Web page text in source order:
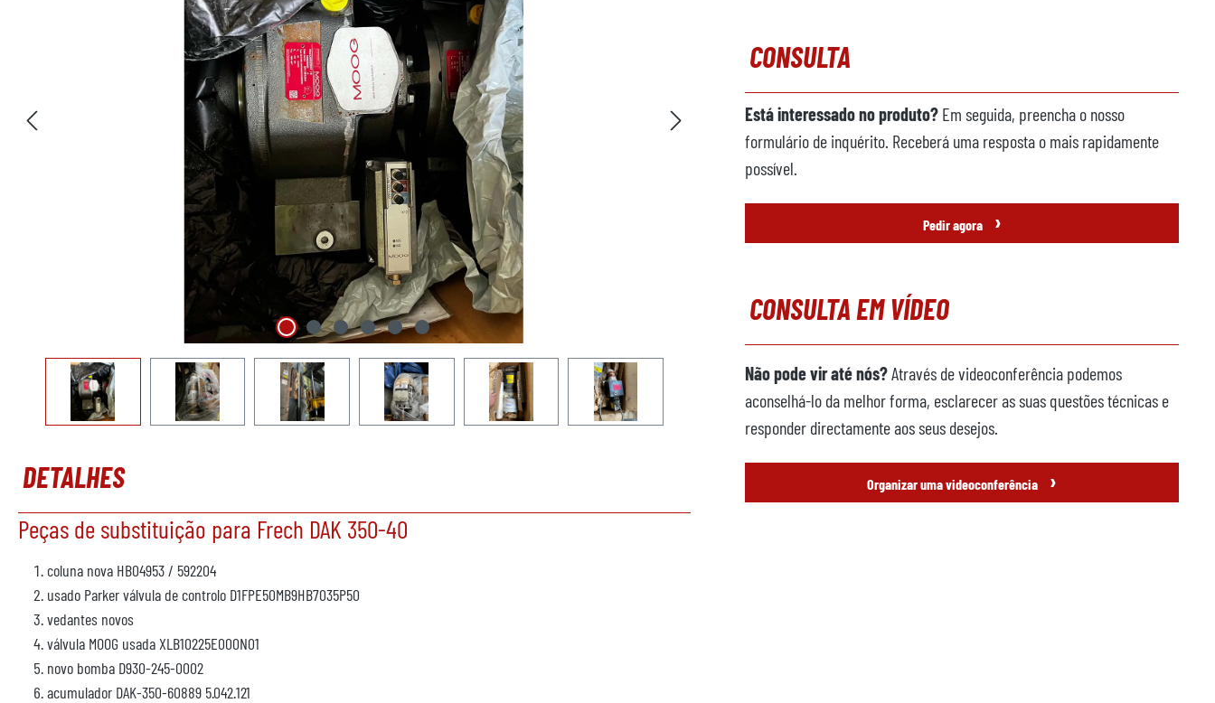
DETALHES
Peças de substituição para Frech DAK 350-40
coluna nova HB04953 / 592204
usado Parker válvula de controlo D1FPE50MB9HB7035P50
vedantes novos
válvula MOOG usada XLB10225E000N01
novo bomba D930-245-0002
acumulador DAK-350-60889 5.042.121
CONSULTA
Está interessado no produto? Em seguida, preencha o nosso
formulário de inquérito. Receberá uma resposta o mais rapidamente
possível.
Pedir agora ›
CONSULTA EM VÍDEO
Não pode vir até nós?Através de videoconferência podemos
aconselhá-lo da melhor forma, esclarecer as suas questões técnicas e
responder directamente aos seus desejos.
Organizar uma videoconferência ›